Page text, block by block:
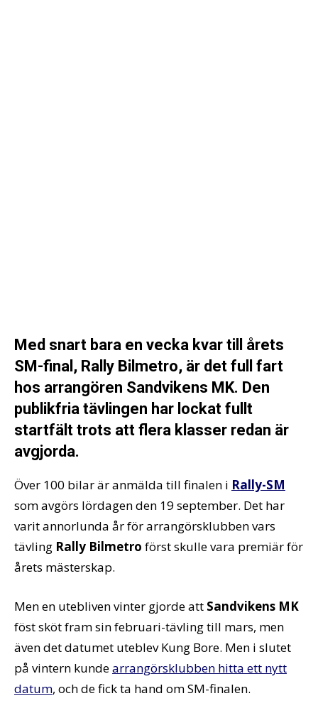
Med snart bara en vecka kvar till årets
SM-final, Rally Bilmetro, är det full fart
hos arrangören Sandvikens MK. Den
publikfria tävlingen har lockat fullt
startfält trots att flera klasser redan är
avgjorda.
Över 100 bilar är anmälda till finalen i Rally-SM
som avgörs lördagen den 19 september. Det har
varit annorlunda år för arrangörsklubben vars
tävling Rally Bilmetro först skulle vara premiär för
årets mästerskap.
Men en utebliven vinter gjorde att Sandvikens MK
föst sköt fram sin februari-tävling till mars, men
även det datumet uteblev Kung Bore. Men i slutet
på vintern kundearrangörsklubben hitta ett nytt
datum, och de fick ta hand om SM-finalen.